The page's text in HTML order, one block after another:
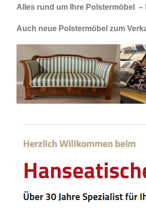
Alles rund um Ihre Polstermöbel
Auch neue Polstermöbel zum